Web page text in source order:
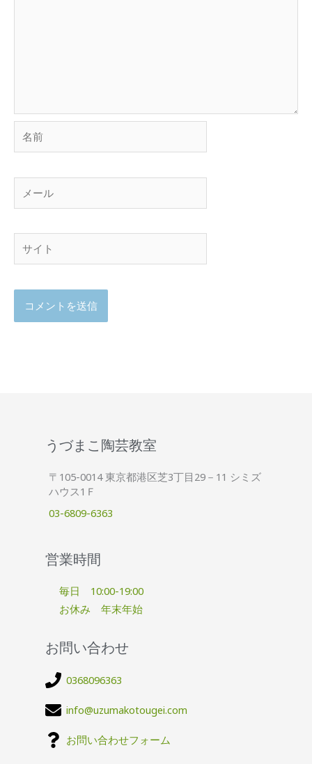
前
ー
ル
ト
うづまこ陶芸教室
〒105-0014 東京都港区芝3丁目29－11 シミズ
ハウス1Ｆ
03-6809-6363
営業時間
毎日 10:00-19:00
お休み 年末年始
お問い合わせ
0368096363
info@uzumakotougei.com
お問い合わせフォーム